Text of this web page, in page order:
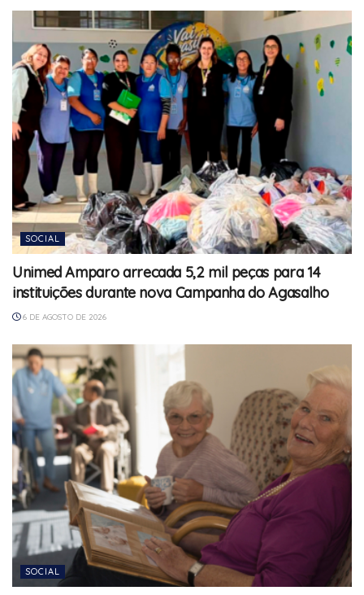
SOCIAL
Unimed Amparo arrecada 5,2 mil peças para 14
instituições durante nova Campanha do Agasalho
6 DE AGOSTO DE 2026
SOCIAL